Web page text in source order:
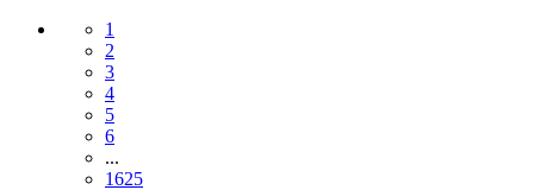
1
2
3
4
5
6
...
1625